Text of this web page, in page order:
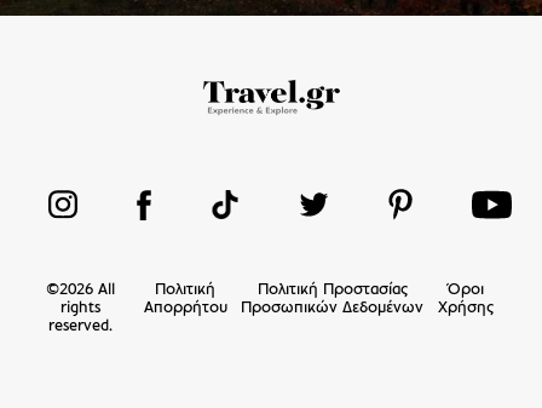
©2026 All
rights
reserved.
Πολιτική
Απορρήτου
Πολιτική Προστασίας
Προσωπικών Δεδομένων
Όροι
Χρήσης